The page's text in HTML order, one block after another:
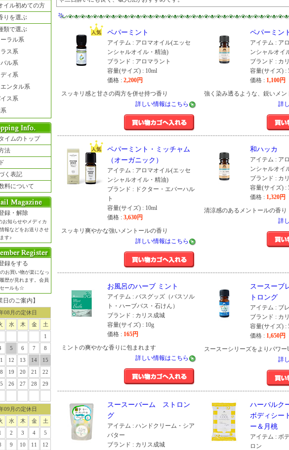
イル初めての方
りを選ぶ
類で選ぶ
ラル系
ス系
ル系
ィ系
ンタル系
ス系
イムのトップ
法
く表記
料について
録・解除
お知らせやメディカ
報などをお送りさせ
す♪
録をする
お買い物が楽になっ
歴が見れます。会員
ールも☆
日のご案内】
08月の定休日
水 木 金
土
1
5 6 7
8
12 13 14
15
19 20 21
22
26 27 28
29
09月の定休日
水 木 金
土
2 3 4
5
9 10 11
12
ペパーミント
アイテム : アロマオイル(エッセ
ンシャルオイル・精油)
ブランド : アロマラント
容量(サイズ) : 10ml
価格 : 2,200円
スッキリ感と甘さの両方を併せ持つ香り
詳しい情報はこちら
ペパーミン
アイテム : ア
ンシャルオイ
ブランド : カ
容量(サイズ) :
価格 : 1,100円
強く染み透るような、鋭いメン
詳
ペパーミント・ミッチャム
（オーガニック）
アイテム : アロマオイル(エッセ
ンシャルオイル・精油)
ブランド : ドクター・エバーハル
ト
容量(サイズ) : 10ml
価格 : 3,630円
スッキリ爽やかな強いメントールの香り
詳しい情報はこちら
和ハッカ
アイテム : ア
ンシャルオイ
ブランド : カ
容量(サイズ) :
価格 : 1,320円
清涼感のあるメントールの香り
詳
お風呂のハーブ ミント
アイテム : バスグッズ（バスソル
ト・ハーブバス・石けん）
ブランド : カリス成城
容量(サイズ) : 10g
価格 : 165円
ミントの爽やかな香りに包まれます
詳しい情報はこちら
スースーブ
トロング
アイテム : ブ
ブランド : カ
容量(サイズ) :
価格 : 1,650円
スースーシリーズをよりパワー
詳
スースーバーム ストロン
グ
アイテム : ハンドクリーム・シア
バター
ブランド : カリス成城
ハーバルク
ボディシー
ー＆月桃
アイテム : ボ
ロン